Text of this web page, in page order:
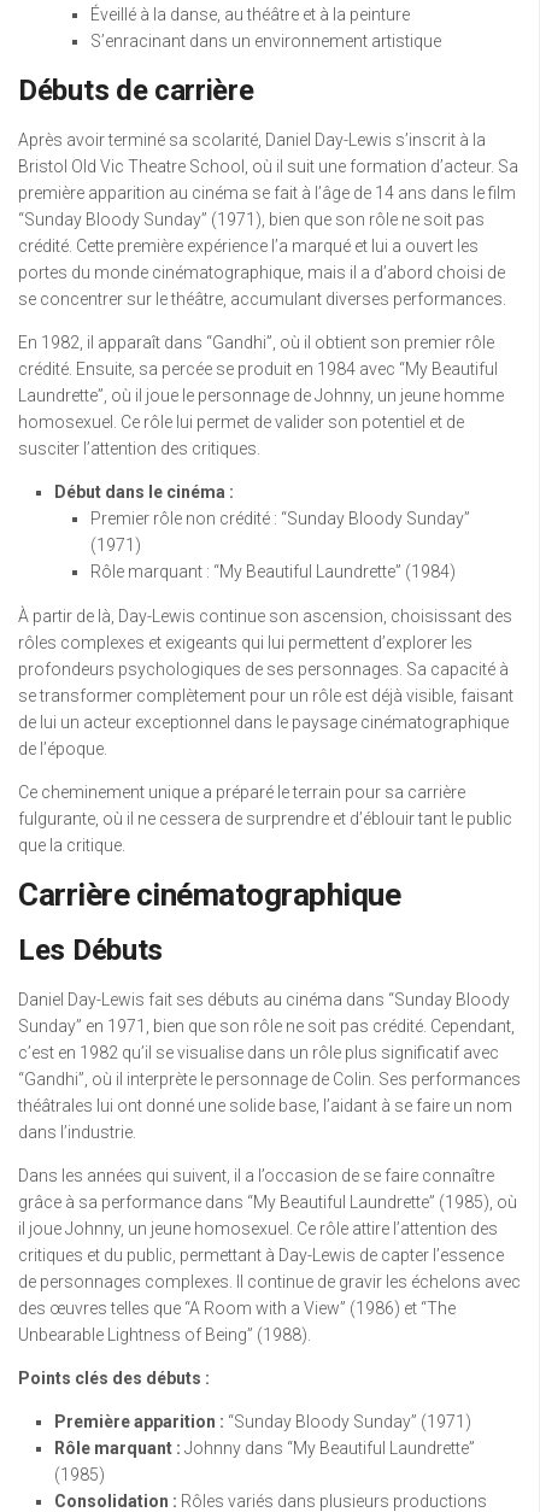
Éveillé à la danse, au théâtre et à la peinture
S’enracinant dans un environnement artistique
Débuts de carrière
Après avoir terminé sa scolarité, Daniel Day-Lewis s’inscrit à la
Bristol Old Vic Theatre School, où il suit une formation d’acteur. Sa
première apparition au cinéma se fait à l’âge de 14 ans dans le film
“Sunday Bloody Sunday” (1971), bien que son rôle ne soit pas
crédité. Cette première expérience l’a marqué et lui a ouvert les
portes du monde cinématographique, mais il a d’abord choisi de
se concentrer sur le théâtre, accumulant diverses performances.
En 1982, il apparaît dans “Gandhi”, où il obtient son premier rôle
crédité. Ensuite, sa percée se produit en 1984 avec “My Beautiful
Laundrette”, où il joue le personnage de Johnny, un jeune homme
homosexuel. Ce rôle lui permet de valider son potentiel et de
susciter l’attention des critiques.
Début dans le cinéma :
Premier rôle non crédité : “Sunday Bloody Sunday”
(1971)
Rôle marquant : “My Beautiful Laundrette” (1984)
À partir de là, Day-Lewis continue son ascension, choisissant des
rôles complexes et exigeants qui lui permettent d’explorer les
profondeurs psychologiques de ses personnages. Sa capacité à
se transformer complètement pour un rôle est déjà visible, faisant
de lui un acteur exceptionnel dans le paysage cinématographique
de l’époque.
Ce cheminement unique a préparé le terrain pour sa carrière
fulgurante, où il ne cessera de surprendre et d’éblouir tant le public
que la critique.
Carrière cinématographique
Les Débuts
Daniel Day-Lewis fait ses débuts au cinéma dans “Sunday Bloody
Sunday” en 1971, bien que son rôle ne soit pas crédité. Cependant,
c’est en 1982 qu’il se visualise dans un rôle plus significatif avec
“Gandhi”, où il interprète le personnage de Colin. Ses performances
théâtrales lui ont donné une solide base, l’aidant à se faire un nom
dans l’industrie.
Dans les années qui suivent, il a l’occasion de se faire connaître
grâce à sa performance dans “My Beautiful Laundrette” (1985), où
il joue Johnny, un jeune homosexuel. Ce rôle attire l’attention des
critiques et du public, permettant à Day-Lewis de capter l’essence
de personnages complexes. Il continue de gravir les échelons avec
des œuvres telles que “A Room with a View” (1986) et “The
Unbearable Lightness of Being” (1988).
Points clés des débuts :
Première apparition : “Sunday Bloody Sunday” (1971)
Rôle marquant : Johnny dans “My Beautiful Laundrette”
(1985)
Consolidation : Rôles variés dans plusieurs productions